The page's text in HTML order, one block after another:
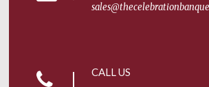
CALL US